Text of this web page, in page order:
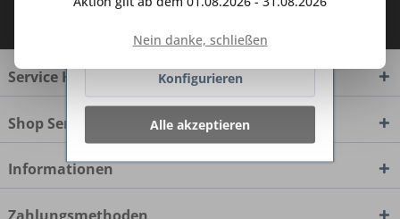
Service Hotline
Shop Service
Informationen
Nein danke, schließen
Ablehnen
Konfigurieren
Alle akzeptieren